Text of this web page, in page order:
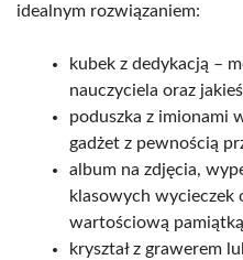
idealnym rozwiązaniem:
kubek z dedykacją –
nauczyciela oraz
poduszka z imionami
gadżet z pewnością
album na zdjęcia,
klasowych wycieczek
wartościową
kryształ z grawerem